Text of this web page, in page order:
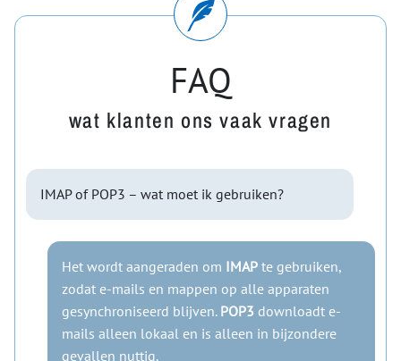
FAQ
wat klanten ons vaak vragen
IMAP of POP3 – wat moet ik gebruiken?
Het wordt aangeraden om IMAP te gebruiken,
zodat e-mails en mappen op alle apparaten
gesynchroniseerd blijven. POP3 downloadt e-
mails alleen lokaal en is alleen in bijzondere
gevallen nuttig.